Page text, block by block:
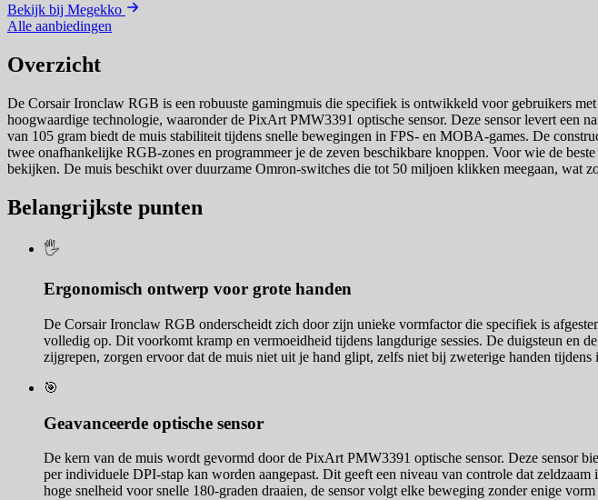
Bekijk bij Megekko
Alle aanbiedingen
Overzicht
De Corsair Ironclaw RGB is een robuuste gamingmuis die specifiek is ontwikkeld voor gebruikers
hoogwaardige technologie, waaronder de PixArt PMW3391 optische sensor. Deze sensor levert
van 105 gram biedt de muis stabiliteit tijdens snelle bewegingen in FPS- en MOBA-games. De
twee onafhankelijke RGB-zones en programmeer je de zeven beschikbare knoppen. Voor wie de
bekijken. De muis beschikt over duurzame Omron-switches die tot 50 miljoen klikken meegaan, wat
Belangrijkste punten
🖐️
Ergonomisch ontwerp voor grote handen
De Corsair Ironclaw RGB onderscheidt zich door zijn unieke vormfactor die specifiek is
volledig op. Dit voorkomt kramp en vermoeidheid tijdens langdurige sessies. De duigsteun en
zijgrepen, zorgen ervoor dat de muis niet uit je hand glipt, zelfs niet bij zweterige handen
🎯
Geavanceerde optische sensor
De kern van de muis wordt gevormd door de PixArt PMW3391 optische sensor. Deze sensor
per individuele DPI-stap kan worden aangepast. Dit geeft een niveau van controle dat
hoge snelheid voor snelle 180-graden draaien, de sensor volgt elke beweging zonder enige